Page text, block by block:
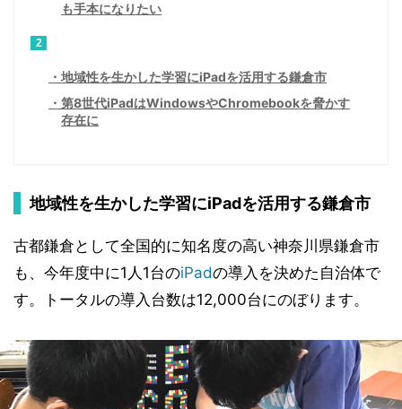
も手本になりたい
2
地域性を生かした学習にiPadを活用する鎌倉市
第8世代iPadはWindowsやChromebookを脅かす
存在に
地域性を生かした学習にiPadを活用する鎌倉市
古都鎌倉として全国的に知名度の高い神奈川県鎌倉市
も、今年度中に1人1台のiPadの導入を決めた自治体で
す。トータルの導入台数は12,000台にのぼります。